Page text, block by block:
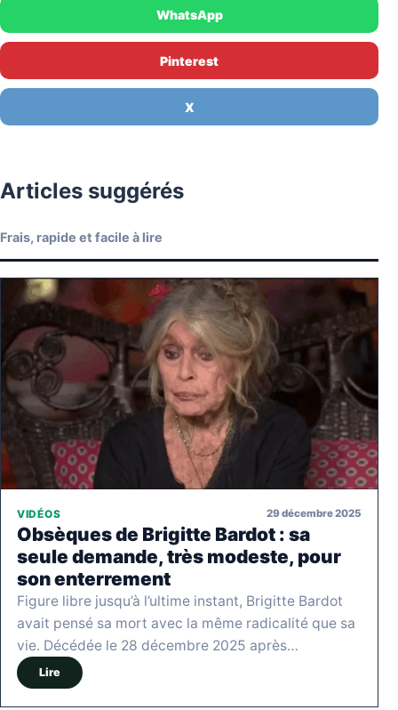
WhatsApp
Pinterest
X
Articles suggérés
Frais, rapide et facile à lire
VIDÉOS 29 décembre 2025
Obsèques de Brigitte Bardot : sa
seule demande, très modeste, pour
son enterrement
Figure libre jusqu’à l’ultime instant, Brigitte Bardot
avait pensé sa mort avec la même radicalité que sa
vie. Décédée le 28 décembre 2025 après…
Lire